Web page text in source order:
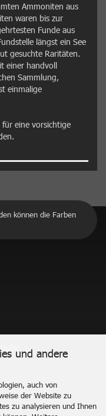
und andere
auch von
der Website zu
zu analysieren und Ihnen
Ammoniten aus
waren bis zur
Funde aus
längst ein See
gesuchte Raritäten.
einer handvoll
Sammlung,
einmalige
eine vorsichtige
können die Farben